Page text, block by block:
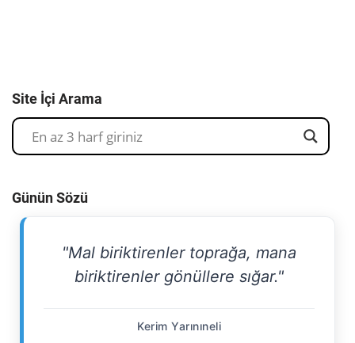
Site İçi Arama
Günün Sözü
"Mal biriktirenler toprağa, mana
biriktirenler gönüllere sığar."
Kerim Yarınıneli